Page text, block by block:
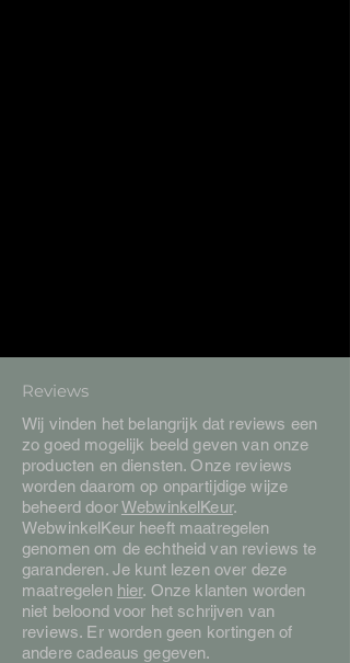
Reviews
Wij vinden het belangrijk dat reviews een
zo goed mogelijk beeld geven van onze
producten en diensten. Onze reviews
worden daarom op onpartijdige wijze
beheerd doorWebwinkelKeur.
WebwinkelKeur heeft maatregelen
genomen om de echtheid van reviews te
garanderen. Je kunt lezen over deze
maatregelen hier. Onze klanten worden
niet beloond voor het schrijven van
reviews. Er worden geen kortingen of
andere cadeaus gegeven.